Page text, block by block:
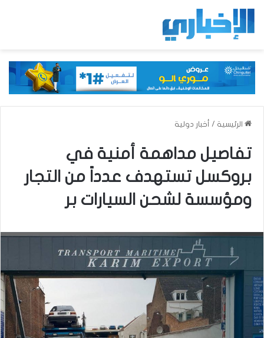
الرئيسية / أخبار دولية
تفاصيل مداهمة أمنية في
بروكسل تستهدف عدداً من التجار
ومؤسسة لشحن السيارات بر